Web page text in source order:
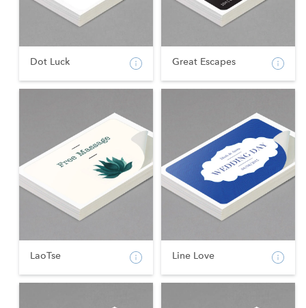
Dot Luck Great Escapes
LaoTse Line Love